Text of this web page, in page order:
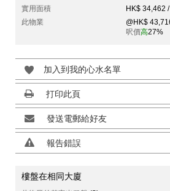
實用面積
HK$ 34,462
此物業
@HK$
呎價高27%
加入到我的心水名單
打印此頁
發送電郵給好友
報告錯誤
樓盤在相同大廈